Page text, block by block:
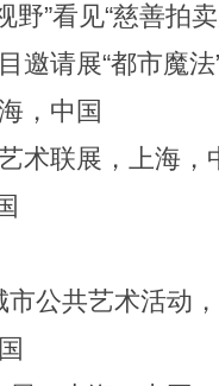
野”看见“慈善拍
邀请展“都市魔
，中国
术联展，上海，
市公共艺术活动